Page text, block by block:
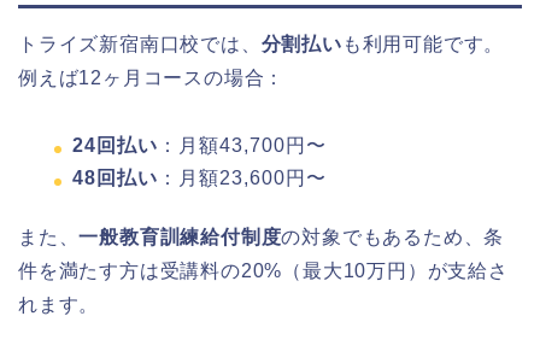
トライズ新宿南口校では、 分割払い も利用可能です。
例えば12ヶ月コースの場合：
24回払い ：月額43,700円〜
48回払い ：月額23,600円〜
また、一般教育訓練給付制度の対象でもあるため、条
件を満たす方は受講料の20%（最大10万円）が支給さ
れます。